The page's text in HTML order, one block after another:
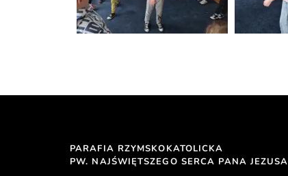
PARAFIA RZYMSKOKATOLICKA
PW. NAJŚWIĘTSZEGO SERCA PANA JEZUSA